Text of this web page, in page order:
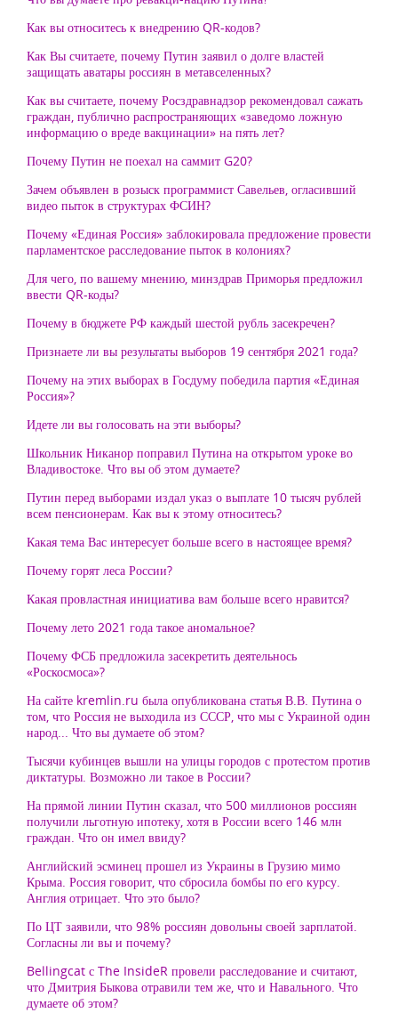
Как вы относитесь к внедрению QR-кодов?
Как Вы считаете, почему Путин заявил о долге властей
защищать аватары россиян в метавселенных?
Как вы считаете, почему Росздравнадзор рекомендовал сажать
граждан, публично распространяющих «заведомо ложную
информацию о вреде вакцинации» на пять лет?
Почему Путин не поехал на саммит G20?
Зачем объявлен в розыск программист Савельев, огласивший
видео пыток в структурах ФСИН?
Почему «Единая Россия» заблокировала предложение провести
парламентское расследование пыток в колониях?
Для чего, по вашему мнению, минздрав Приморья предложил
ввести QR-коды?
Почему в бюджете РФ каждый шестой рубль засекречен?
Признаете ли вы результаты выборов 19 сентября 2021 года?
Почему на этих выборах в Госдуму победила партия «Единая
Россия»?
Идете ли вы голосовать на эти выборы?
Школьник Никанор поправил Путина на открытом уроке во
Владивостоке. Что вы об этом думаете?
Путин перед выборами издал указ о выплате 10 тысяч рублей
всем пенсионерам. Как вы к этому относитесь?
Какая тема Вас интересует больше всего в настоящее время?
Почему горят леса России?
Какая провластная инициатива вам больше всего нравится?
Почему лето 2021 года такое аномальное?
Почему ФСБ предложила засекретить деятельнось
«Роскосмоса»?
На сайте kremlin.ru была опубликована статья В.В. Путина о
том, что Россия не выходила из СССР, что мы с Украиной один
народ... Что вы думаете об этом?
Тысячи кубинцев вышли на улицы городов с протестом против
диктатуры. Возможно ли такое в России?
На прямой линии Путин сказал, что 500 миллионов россиян
получили льготную ипотеку, хотя в России всего 146 млн
граждан. Что он имел ввиду?
Английский эсминец прошел из Украины в Грузию мимо
Крыма. Россия говорит, что сбросила бомбы по его курсу.
Англия отрицает. Что это было?
По ЦТ заявили, что 98% россиян довольны своей зарплатой.
Согласны ли вы и почему?
Bellingcat с The InsideR провели расследование и считают,
что Дмитрия Быкова отравили тем же, что и Навального. Что
думаете об этом?